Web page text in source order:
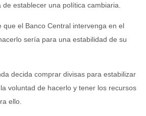
establecer una política cambiaria.
que el Banco Central intervenga en el
sería para una estabilidad de su
decida comprar divisas para estabilizar
voluntad de hacerlo y tener los recursos
ello.